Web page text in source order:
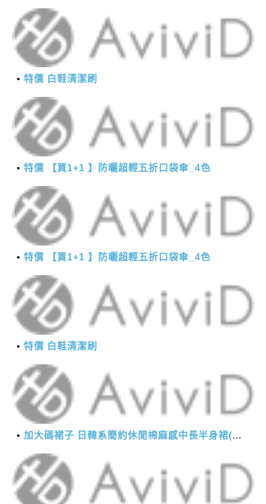
特價 白鞋清潔刷
特價 【買1+1 】防曬超輕五折口袋傘_4色
特價 【買1+1 】防曬超輕五折口袋傘_4色
特價 白鞋清潔刷
加大碼裙子 日韓系簡約休閒棉麻感中長半身裙(M-2XL)【XMS54038】＊艾美時尚(現+預)